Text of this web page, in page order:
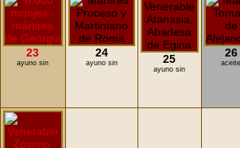
23
ayuno sin
24
ayuno sin 25
ayuno sin
26
aceite